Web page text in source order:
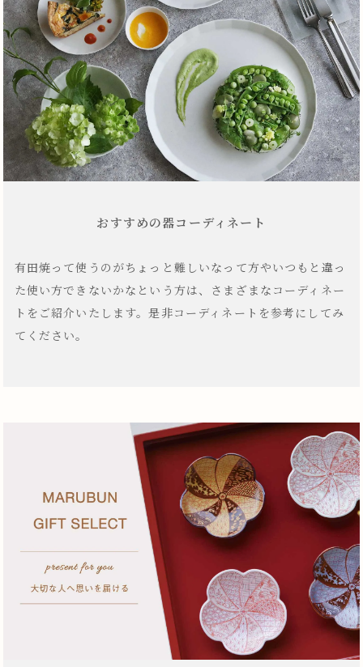
おすすめの器コーディネート
有田焼って使うのがちょっと難しいなって方やいつもと違っ
た使い方できないかなという方は、さまざまなコーディネー
トをご紹介いたします。是非コーディネートを参考にしてみ
てください。